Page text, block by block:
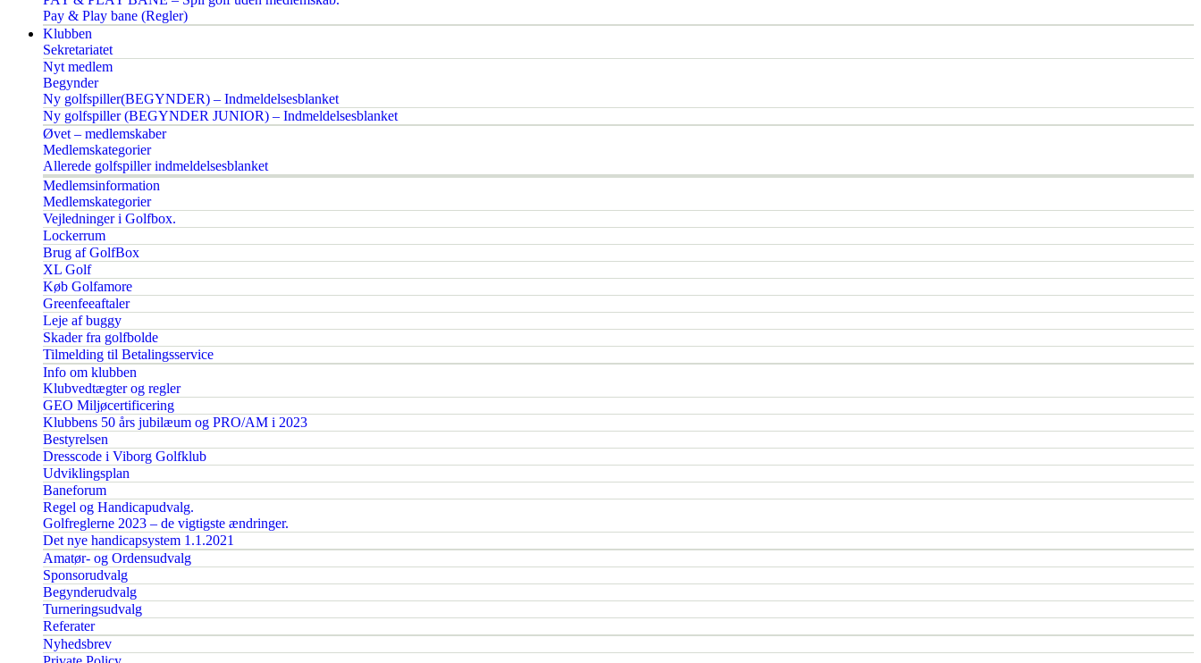
Pay & Play bane (Regler)
Klubben
Sekretariatet
Nyt medlem
Begynder
Ny golfspiller(BEGYNDER) – Indmeldelsesblanket
Ny golfspiller (BEGYNDER JUNIOR) – Indmeldelsesblanket
Øvet – medlemskaber
Medlemskategorier
Allerede golfspiller indmeldelsesblanket
Medlemsinformation
Medlemskategorier
Vejledninger i Golfbox.
Lockerrum
Brug af GolfBox
XL Golf
Køb Golfamore
Greenfeeaftaler
Leje af buggy
Skader fra golfbolde
Tilmelding til Betalingsservice
Info om klubben
Klubvedtægter og regler
GEO Miljøcertificering
Klubbens 50 års jubilæum og PRO/AM i 2023
Bestyrelsen
Dresscode i Viborg Golfklub
Udviklingsplan
Baneforum
Regel og Handicapudvalg.
Golfreglerne 2023 – de vigtigste ændringer.
Det nye handicapsystem 1.1.2021
Amatør- og Ordensudvalg
Sponsorudvalg
Begynderudvalg
Turneringsudvalg
Referater
Nyhedsbrev